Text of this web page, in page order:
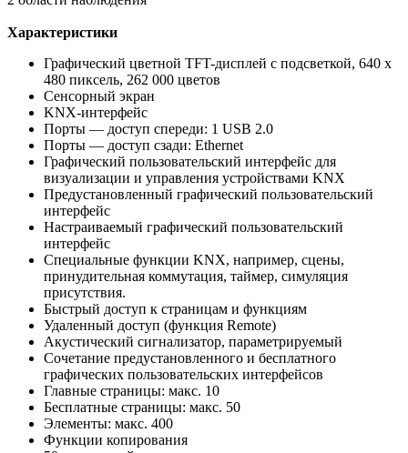
Характеристики
Графический цветной TFT-дисплей с подсветкой, 640 х
480 пиксель, 262 000 цветов
Сенсорный экран
KNX-интерфейс
Порты — доступ спереди: 1 USB 2.0
Порты — доступ сзади: Ethernet
Графический пользовательский интерфейс для
визуализации и управления устройствами KNX
Предустановленный графический пользовательский
интерфейс
Настраиваемый графический пользовательский
интерфейс
Специальные функции KNX, например, сцены,
принудительная коммутация, таймер, симуляция
присутствия.
Быстрый доступ к страницам и функциям
Удаленный доступ (функция Remote)
Акустический сигнализатор, параметрируемый
Сочетание предустановленного и бесплатного
графических пользовательских интерфейсов
Главные страницы: макс. 10
Бесплатные страницы: макс. 50
Элементы: макс. 400
Функции копирования